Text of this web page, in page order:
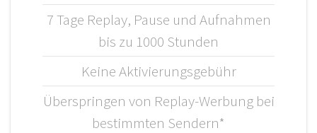
7 Tage Replay, Pause und Aufnahmen
bis zu 1000 Stunden
Keine Aktivierungsgebühr
Überspringen von Replay-Werbung bei
bestimmten Sendern*